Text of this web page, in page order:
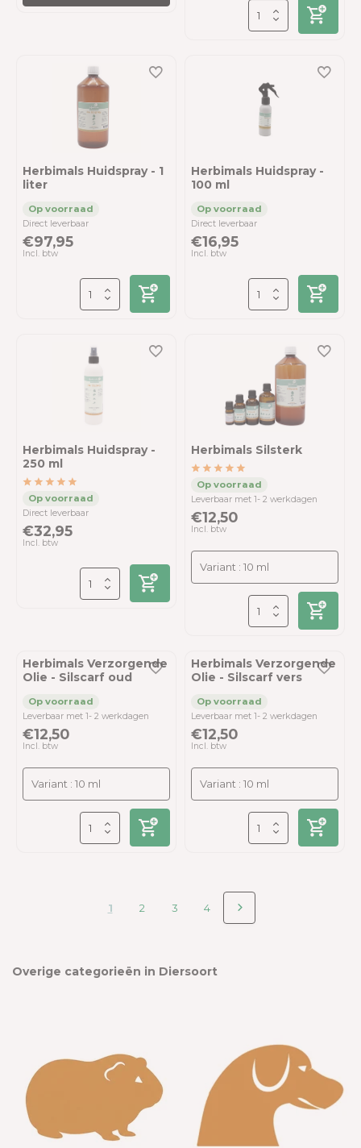
Herbimals Huidspray - 1
liter
Direct leverbaar
€97,95
Incl. btw
Herbimals Huidspray -
100 ml
Direct leverbaar
€16,95
Incl. btw
Herbimals Huidspray -
250 ml
Direct leverbaar
€32,95
Incl. btw
Herbimals Silsterk
Leverbaar met 1- 2 werkdagen
€12,50
Incl. btw
Herbimals Verzorgende
Olie - Silscarf oud
Leverbaar met 1- 2 werkdagen
€12,50
Incl. btw
Herbimals Verzorgende
Olie - Silscarf vers
Leverbaar met 1- 2 werkdagen
€12,50
Incl. btw
1 2 3 4
Overige categorieën in Diersoort